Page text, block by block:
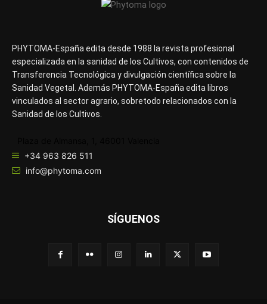
PHYTOMA-España edita desde 1988 la revista profesional
especializada en la sanidad de los Cultivos, con contenidos de
Transferencia Tecnológica y divulgación científica sobre la
Sanidad Vegetal. Además PHYTOMA-España edita libros
vinculados al sector agrario, sobretodo relacionados con la
Sanidad de los Cultivos.
+34 963 826 511
info@phytoma.com
SÍGUENOS